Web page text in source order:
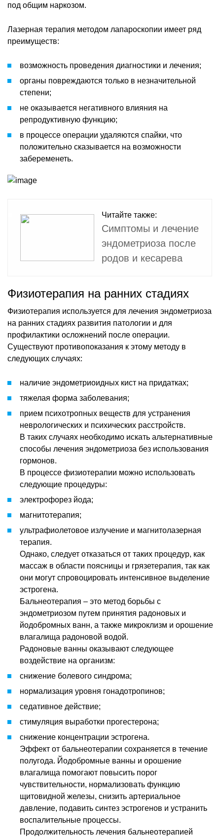
под общим наркозом.
Лазерная терапия методом лапароскопии имеет ряд
преимуществ:
возможность проведения диагностики и лечения;
органы повреждаются только в незначительной
степени;
не оказывается негативного влияния на
репродуктивную функцию;
в процессе операции удаляются спайки, что
положительно сказывается на возможности
забеременеть.
Читайте также:
Симптомы и лечение
эндометриоза после
родов и кесарева
Физиотерапия на ранних стадиях
Физиотерапия используется для лечения эндометриоза
на ранних стадиях развития патологии и для
профилактики осложнений после операции.
Существуют противопоказания к этому методу в
следующих случаях:
наличие эндометриоидных кист на придатках;
тяжелая форма заболевания;
прием психотропных веществ для устранения
неврологических и психических расстройств.
В таких случаях необходимо искать альтернативные
способы лечения эндометриоза без использования
гормонов.
В процессе физиотерапии можно использовать
следующие процедуры:
электрофорез йода;
магнитотерапия;
ультрафиолетовое излучение и магнитолазерная
терапия.
Однако, следует отказаться от таких процедур, как
массаж в области поясницы и грязетерапия, так как
они могут спровоцировать интенсивное выделение
эстрогена.
Бальнеотерапия – это метод борьбы с
эндометриозом путем принятия радоновых и
йодобромных ванн, а также микроклизм и орошение
влагалища радоновой водой.
Радоновые ванны оказывают следующее
воздействие на организм:
снижение болевого синдрома;
нормализация уровня гонадотропинов;
седативное действие;
стимуляция выработки прогестерона;
снижение концентрации эстрогена.
Эффект от бальнеотерапии сохраняется в течение
полугода. Йодобромные ванны и орошение
влагалища помогают повысить порог
чувствительности, нормализовать функцию
щитовидной железы, снизить артериальное
давление, подавить синтез эстрогенов и устранить
воспалительные процессы.
Продолжительность лечения бальнеотерапией